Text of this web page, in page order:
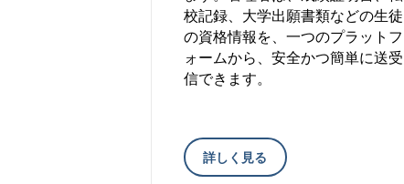
校記録、大学出願書類などの生徒
の資格情報を、一つのプラットフ
ォームから、安全かつ簡単に送受
信できます。
詳しく見る